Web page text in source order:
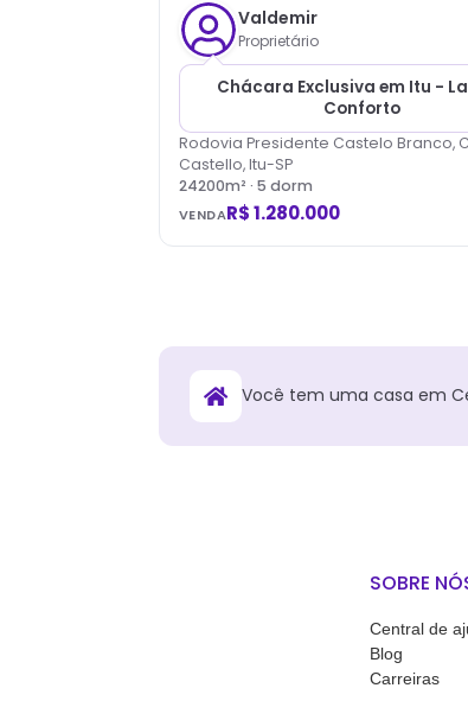
Valdemir
Proprietário
Chácara Exclusiva em Itu -
Conforto
Rodovia Presidente Castelo Branco,
Castello, Itu-SP
24200m² · 5 dorm
VENDAR$ 1.280.000
Você tem uma casa em
SOBRE
Central de
Blog
Carreiras